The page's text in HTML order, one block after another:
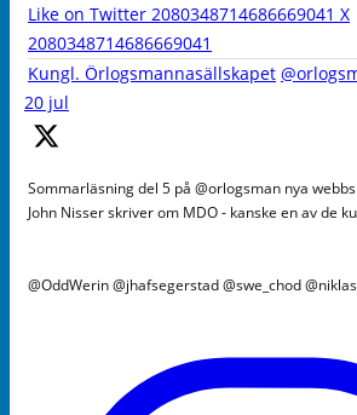
Like on Twitter 2080348714686669041 X
2080348714686669041
Kungl. Örlogsmannasällskapet
20 jul
Sommarläsning del 5 på @orlogsman nya
John Nisser skriver om MDO - kanske en av de
@OddWerin @jhafsegerstad @swe_chod